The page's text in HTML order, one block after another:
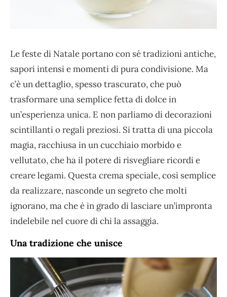
Le feste di Natale portano con sé tradizioni antiche,
sapori intensi e momenti di pura condivisione. Ma
c’è un dettaglio, spesso trascurato, che può
trasformare una semplice fetta di dolce in
un’esperienza unica. E non parliamo di decorazioni
scintillanti o regali preziosi. Si tratta di una piccola
magia, racchiusa in un cucchiaio morbido e
vellutato, che ha il potere di risvegliare ricordi e
creare legami. Questa crema speciale, così semplice
da realizzare, nasconde un segreto che molti
ignorano, ma che è in grado di lasciare un’impronta
indelebile nel cuore di chi la assaggia.
Una tradizione che unisce